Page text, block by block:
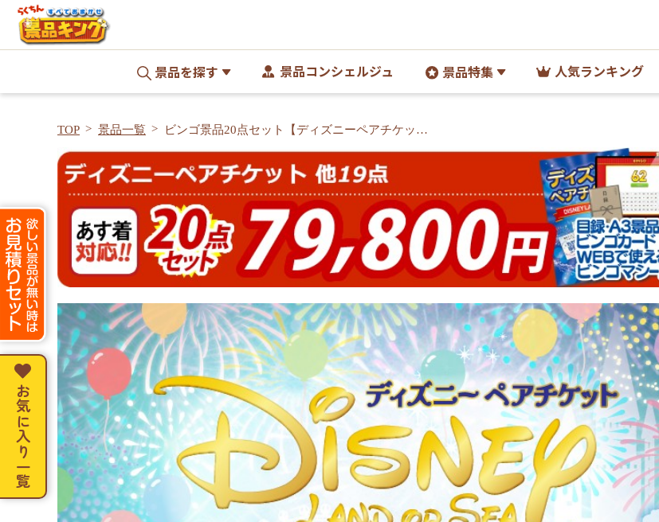
景品を探す 景品コンシェルジュ 景品特集 人気ランキング
TOP 景品一覧
ビンゴ景品20点セット【ディズニーペアチケット/
お気に入り一覧